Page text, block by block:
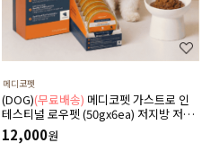
메디코펫
(DOG)(무료배송) 메디코펫 가스트로 인
테스티널 로우펫 (50gx6ea) 저지방 저단
백 췌장염 고지혈증에 도움 주는 처방 습
식 캔 보조식
12,000원